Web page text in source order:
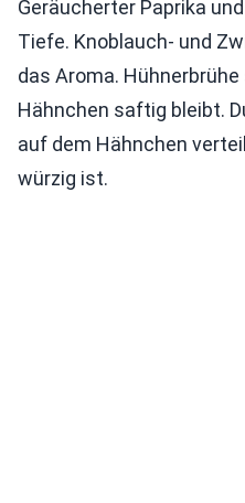
Geräucherter Paprika
Tiefe. Knoblauch- und
das Aroma.
Hähnchen saftig bleibt.
auf dem Hähnchen
würzig ist.